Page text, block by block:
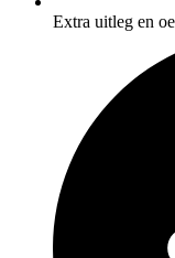
Extra uitleg en